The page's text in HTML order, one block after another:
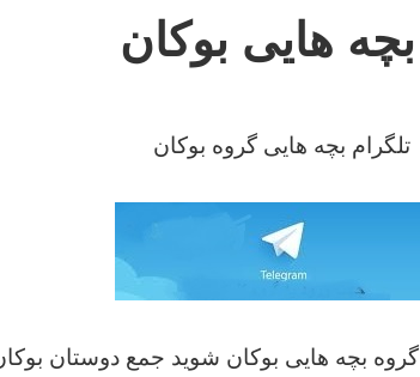
هایی بوکان
تلگرام بچه هایی گروه بوکان
گروه بچه هایی بوکان شوید جمع دوستان